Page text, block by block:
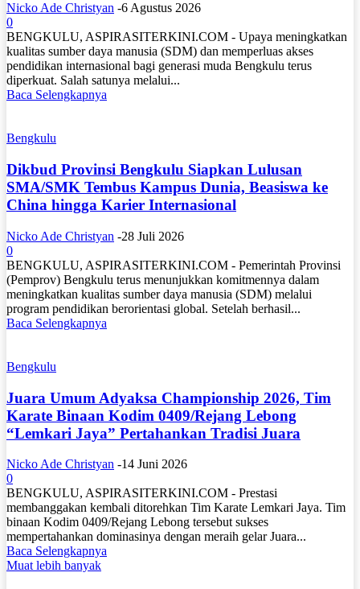
Nicko Ade Christyan -6 Agustus 2026
0
BENGKULU, ASPIRASITERKINI.COM - Upaya meningkatkan
kualitas sumber daya manusia (SDM) dan memperluas akses
pendidikan internasional bagi generasi muda Bengkulu terus
diperkuat. Salah satunya melalui...
Baca Selengkapnya
Bengkulu
Dikbud Provinsi Bengkulu Siapkan Lulusan
SMA/SMK Tembus Kampus Dunia, Beasiswa ke
China hingga Karier Internasional
Nicko Ade Christyan -28 Juli 2026
0
BENGKULU, ASPIRASITERKINI.COM - Pemerintah Provinsi
(Pemprov) Bengkulu terus menunjukkan komitmennya dalam
meningkatkan kualitas sumber daya manusia (SDM) melalui
program pendidikan berorientasi global. Setelah berhasil...
Baca Selengkapnya
Bengkulu
Juara Umum Adyaksa Championship 2026, Tim
Karate Binaan Kodim 0409/Rejang Lebong
“Lemkari Jaya” Pertahankan Tradisi Juara
Nicko Ade Christyan -14 Juni 2026
0
BENGKULU, ASPIRASITERKINI.COM - Prestasi
membanggakan kembali ditorehkan Tim Karate Lemkari Jaya. Tim
binaan Kodim 0409/Rejang Lebong tersebut sukses
mempertahankan dominasinya dengan meraih gelar Juara...
Baca Selengkapnya
Muat lebih banyak